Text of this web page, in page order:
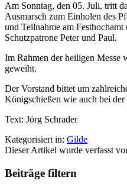
Am Sonntag, den 05. Juli, tritt
Ausmarsch zum Einholen des
und Teilnahme am
Schutzpatrone Peter und Paul.
Im Rahmen der heiligen Messe
geweiht.
Der Vorstand bittet um
Königschießen wie auch bei der
Text: Jörg Schrader
Kategorisiert in: Gilde
Dieser Artikel wurde verfasst
Beiträge filtern